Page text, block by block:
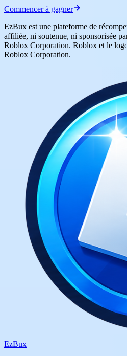
Commencer à gagner
EzBux est une plateforme de
affiliée, ni soutenue, ni sponsorisée
Roblox Corporation. Roblox et le
Roblox Corporation.
EzBux